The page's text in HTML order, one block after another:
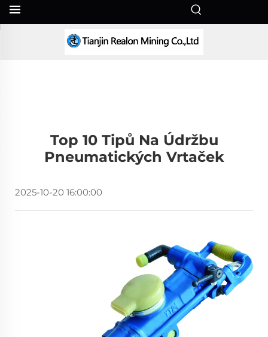
Top 10 Tipů Na Údržbu
Pneumatických Vrtaček
2025-10-20 16:00:00